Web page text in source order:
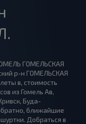
ГОМЕЛЬСКАЯ
р-н ГОМЕЛЬСКАЯ
в, стоимость
из Гомель Ав,
Буда-
ближайшие
Добраться в